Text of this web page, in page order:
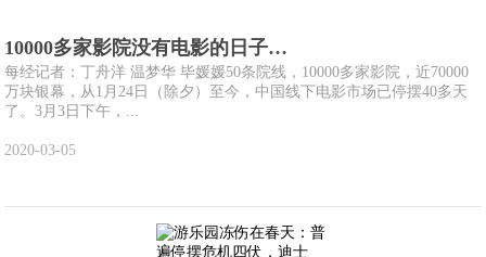
10000多家影院没有电影的日子…
每经记者：丁舟洋 温梦华 毕媛媛50条院线，10000多家影院，近70000
万块银幕，从1月24日（除夕）至今，中国线下电影市场已停摆40多天
了。3月3日下午，...
2020-03-05